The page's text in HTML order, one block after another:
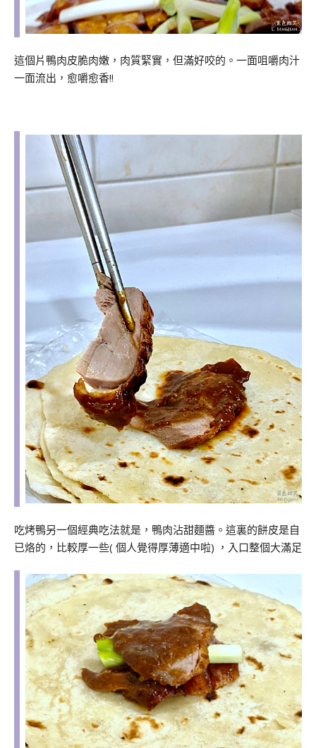
這個片鴨肉皮脆肉嫩，肉質緊實，但滿好咬的。一面咀嚼肉汁
一面流出，愈嚼愈香!!
吃烤鴨另一個經典吃法就是，鴨肉沾甜麵醬。這裏的餅皮是自
已烙的，比較厚一些( 個人覺得厚薄適中啦) ，入口整個大滿足